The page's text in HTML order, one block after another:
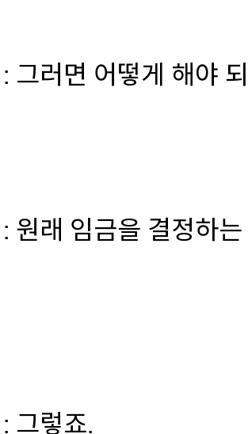
그러면 어떻게 해야
원래 임금을 결정하
그렇죠.